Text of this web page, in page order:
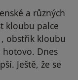
a různých
kloubu palce
obstřik kloubu
Dnes
Ještě, že se